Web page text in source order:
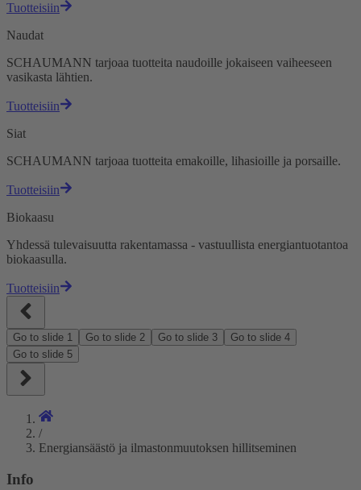
Tuotteisiin
Naudat
SCHAUMANN tarjoaa tuotteita naudoille jokaiseen vaiheeseen
vasikasta lähtien.
Tuotteisiin
Siat
SCHAUMANN tarjoaa tuotteita emakoille, lihasioille ja porsaille.
Tuotteisiin
Biokaasu
Yhdessä tulevaisuutta rakentamassa - vastuullista energiantuotantoa
biokaasulla.
Tuotteisiin
Go to slide 1 Go to slide 2 Go to slide 3 Go to slide 4
Go to slide 5
/
Energiansäästö ja ilmastonmuutoksen hillitseminen
Info